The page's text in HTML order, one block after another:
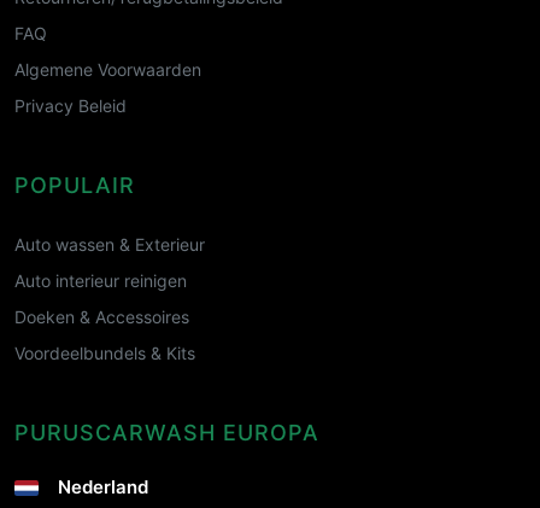
FAQ
Algemene Voorwaarden
Privacy Beleid
POPULAIR
Auto wassen & Exterieur
Auto interieur reinigen
Doeken & Accessoires
Voordeelbundels & Kits
PURUSCARWASH EUROPA
Nederland